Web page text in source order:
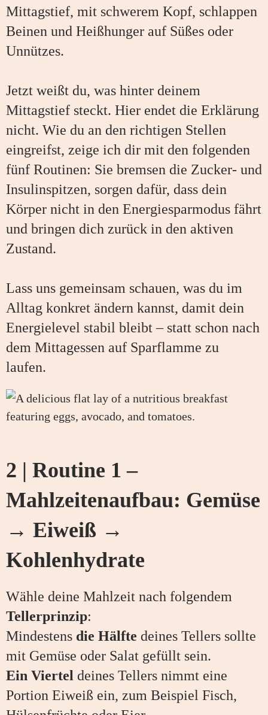
Mittagstief, mit schwerem Kopf, schlappen
Beinen und Heißhunger auf Süßes oder
Unnützes.
Jetzt weißt du, was hinter deinem
Mittagstief steckt. Hier endet die Erklärung
nicht. Wie du an den richtigen Stellen
eingreifst, zeige ich dir mit den folgenden
fünf Routinen: Sie bremsen die Zucker- und
Insulinspitzen, sorgen dafür, dass dein
Körper nicht in den Energiesparmodus fährt
und bringen dich zurück in den aktiven
Zustand.
Lass uns gemeinsam schauen, was du im
Alltag konkret ändern kannst, damit dein
Energielevel stabil bleibt – statt schon nach
dem Mittagessen auf Sparflamme zu
laufen.
2 | Routine 1 –
Mahlzeitenaufbau: Gemüse
→ Eiweiß →
Kohlenhydrate
Wähle deine Mahlzeit nach folgendem
Tellerprinzip:
Mindestens die Hälfte deines Tellers sollte
mit Gemüse oder Salat gefüllt sein.
Ein Viertel deines Tellers nimmt eine
Portion Eiweiß ein, zum Beispiel Fisch,